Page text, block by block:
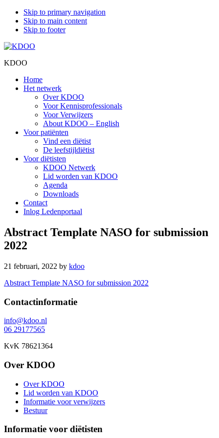
Skip to primary navigation
Skip to main content
Skip to footer
KDOO
Home
Het netwerk
Over KDOO
Voor Kennisprofessionals
Voor Verwijzers
About KDOO – English
Voor patiënten
Vind een diëtist
De leefstijldiëtist
Voor diëtisten
KDOO Netwerk
Lid worden van KDOO
Agenda
Downloads
Contact
Inlog Ledenportaal
Abstract Template NASO for submission
2022
21 februari, 2022 by kdoo
Abstract Template NASO for submission 2022
Footer
Contactinformatie
info@kdoo.nl
06 29177565
KvK 78621364
Over KDOO
Over KDOO
Lid worden van KDOO
Informatie voor verwijzers
Bestuur
Informatie voor diëtisten